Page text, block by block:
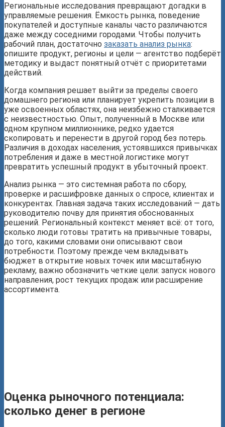
Региональные исследования превращают догадки в
управляемые решения. Ёмкость рынка, поведение
покупателей и доступные каналы часто различаются
даже между соседними городами. Чтобы получить
рабочий план, достаточно заказать анализ рынка:
опишите продукт, регионы и цели — агентство подберёт
методику и выдаст понятный отчёт с приоритетами
действий.
Когда компания решает выйти за пределы своего
домашнего региона или планирует укрепить позиции в
уже освоенных областях, она неизбежно сталкивается
с неизвестностью. Опыт, полученный в Москве или
одном крупном миллионнике, редко удается
скопировать и перенести в другой город без потерь.
Различия в доходах населения, устоявшихся привычках
потребления и даже в местной логистике могут
превратить успешный продукт в убыточный проект.
Анализ рынка — это системная работа по сбору,
проверке и расшифровке данных о спросе, клиентах и
конкурентах. Главная задача таких исследований — дать
руководителю почву для принятия обоснованных
решений. Региональный контекст меняет всё: от того,
сколько люди готовы тратить на привычные товары,
до того, какими словами они описывают свои
потребности. Поэтому прежде чем вкладывать
бюджет в открытие новых точек или масштабную
рекламу, важно обозначить четкие цели: запуск нового
направления, рост текущих продаж или расширение
ассортимента.
Оценка рыночного потенциала:
сколько денег в регионе